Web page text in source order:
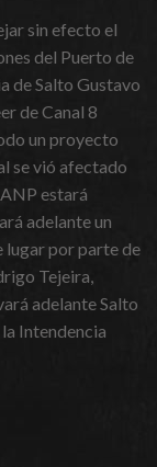
sin efecto el
del Puerto de
de Salto Gustavo
de Canal 8
un proyecto
se vió afectado
estará
adelante un
lugar por parte de
Tejeira,
adelante Salto
Intendencia